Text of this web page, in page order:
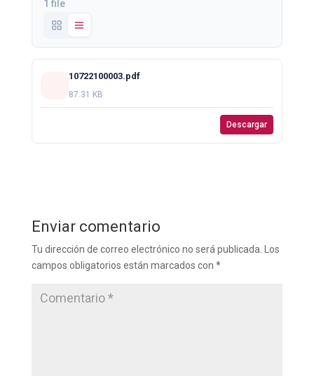
1 file
10722100003.pdf
87.31 KB
Descargar
Enviar comentario
Tu dirección de correo electrónico no será publicada.
Los
campos obligatorios están marcados con *